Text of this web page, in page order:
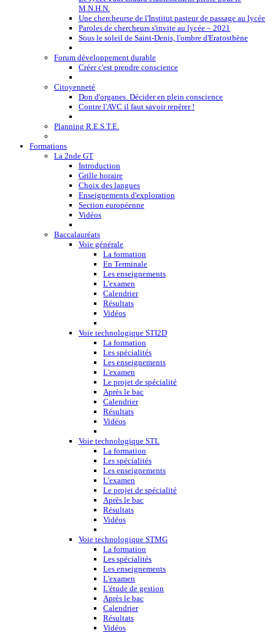
M.N.H.N.
Une chercheurse de l'Institut pasteur de passage au lycée
Paroles de chercheurs s'invite au lycée – 2021
Sous le soleil de Saint-Denis, l'ombre d'Eratosthène
Forum développement durable
Créer c'est prendre conscience
Citoyenneté
Don d'organes. Décider en plein conscience
Contre l'AVC il faut savoir repérer !
Planning R.E.S.T.E.
Formations
La 2nde GT
Introduction
Grille horaire
Choix des langues
Enseignements d'exploration
Section européenne
Vidéos
Baccalauréats
Voie générale
La formation
En Terminale
Les enseignements
L'examen
Calendrier
Résultats
Vidéos
Voie technologique STI2D
La formation
Les spécialités
Les enseignements
L'examen
Le projet de spécialité
Après le bac
Calendrier
Résultats
Vidéos
Voie technologique STL
La formation
Les spécialités
Les enseignements
L'examen
Le projet de spécialité
Après le bac
Résultats
Vidéos
Voie technologique STMG
La formation
Les spécialités
Les enseignements
L'examen
L'étude de gestion
Après le bac
Calendrier
Résultats
Vidéos